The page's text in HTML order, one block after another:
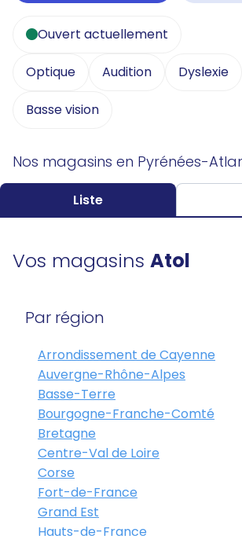
Ouvert actuellement
Optique Audition Dyslexie
Basse vision
Nos magasins en Pyrénées-
Liste
Vos magasins Atol
Par région
Arrondissement de Cayenne
Auvergne-Rhône-Alpes
Basse-Terre
Bourgogne-Franche-Comté
Bretagne
Centre-Val de Loire
Corse
Fort-de-France
Grand Est
Hauts-de-France